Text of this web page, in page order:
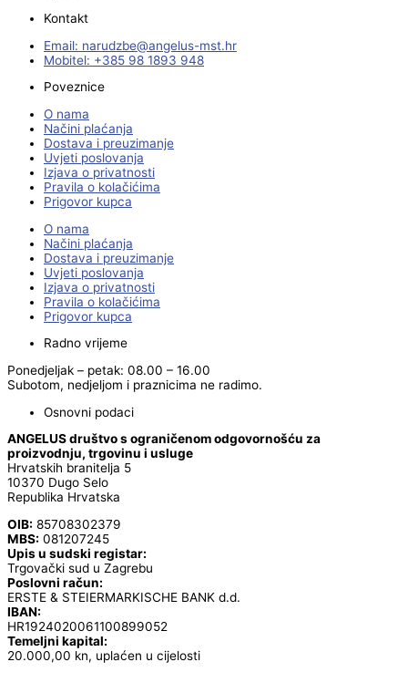
Kontakt
Email:
rh.tsm-sulegna
@ebzduran
Mobitel: +385 98 1893 948
Poveznice
O nama
Načini plaćanja
Dostava i preuzimanje
Uvjeti poslovanja
Izjava o privatnosti
Pravila o kolačićima
Prigovor kupca
O nama
Načini plaćanja
Dostava i preuzimanje
Uvjeti poslovanja
Izjava o privatnosti
Pravila o kolačićima
Prigovor kupca
Radno vrijeme
Ponedjeljak – petak: 08.00 – 16.00
Subotom, nedjeljom i praznicima ne radimo.
Osnovni podaci
ANGELUS društvo s ograničenom odgovornošću za
proizvodnju, trgovinu i usluge
Hrvatskih branitelja 5
10370 Dugo Selo
Republika Hrvatska
OIB: 85708302379
MBS: 081207245
Upis u sudski registar:
Trgovački sud u Zagrebu
Poslovni račun:
ERSTE & STEIERMARKISCHE BANK d.d.
IBAN:
HR1924020061100899052
Temeljni kapital:
20.000,00 kn, uplaćen u cijelosti